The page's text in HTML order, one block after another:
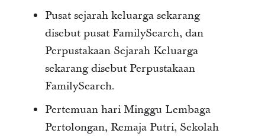
Pusat sejarah keluarga sekarang
disebut pusat FamilySearch, dan
Perpustakaan Sejarah Keluarga
sekarang disebut Perpustakaan
FamilySearch.
Pertemuan hari Minggu Lembaga
Pertolongan, Remaja Putri, Sekolah